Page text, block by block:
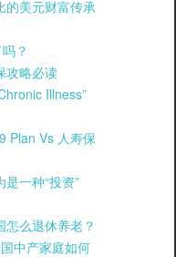
的美元财富传承
？
攻略必读
Illness”
Plan Vs 人寿保
是一种“投资”
怎么退休养老？
中产家庭如何